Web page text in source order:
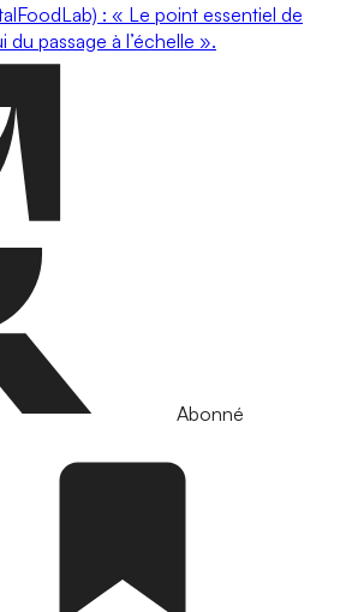
: « Le point essentiel de
du passage à l’échelle ».
Abonné